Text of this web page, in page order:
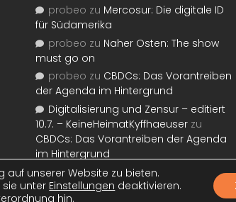
probeo zu Mercosur: Die digitale ID
für Südamerika
probeo zu Naher Osten: The show
must go on
probeo zu CBDCs: Das Vorantreiben
der Agenda im Hintergrund
Digitalisierung und Zensur – editiert
10.7. – KeineHeimatKyffhaeuser zu
CBDCs: Das Vorantreiben der Agenda
im Hintergrund
SA-Lizenz. Designanpassungen
auf unserer Website zu bieten.
unter Einstellungen deaktivieren.
hin.